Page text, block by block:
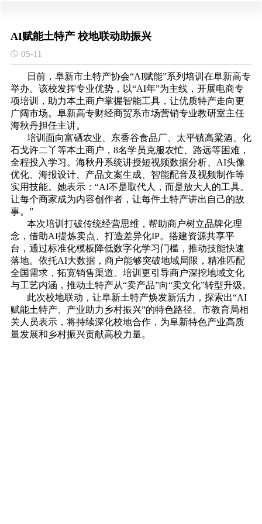
AI赋能土特产 校地联动助振兴
05-11
日前，阜新市土特产协会“AI赋能”系列培训在阜新高专
举办。该校发挥专业优势，以“AI年”为主线，开展电商专
项培训，助力本土商户掌握智能工具，让优质特产走向更
广阔市场。阜新高专财经商贸系市场营销专业教研室主任
海秋丹担任主讲。
培训面向富硒农业、东香谷食品厂、太平镇高粱酒、化
石戈许二丫等本土商户，8名学员克服农忙、路远等困难，
全程投入学习。海秋丹系统讲授短视频数据分析、AI头像
优化、海报设计、产品文案生成、智能配音及视频制作等
实用技能。她表示：“AI不是取代人，而是放大人的工具。
让每个商家成为内容创作者，让每件土特产讲出自己的故
事。”
本次培训打破传统经营思维，帮助商户树立品牌化理
念，借助AI提炼卖点、打造差异化IP。搭建资源共享平
台，通过标准化模板降低数字化学习门槛，推动技能快速
落地。依托AI大数据，商户能够突破地域局限，精准匹配
全国需求，拓宽销售渠道。培训更引导商户深挖地域文化
与工艺内涵，推动土特产从“卖产品”向“卖文化”转型升级。
此次校地联动，让阜新土特产焕发新活力，探索出“AI
赋能土特产、产业助力乡村振兴”的特色路径。市教育局相
关人员表示，将持续深化校地合作，为阜新特色产业高质
量发展和乡村振兴贡献高校力量。